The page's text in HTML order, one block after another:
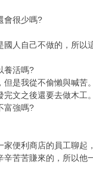
會很少嗎?
人自己不做的，所
養活嗎?
是我從不偷懶與喊苦。
文之後還要去做木工。
富強嗎?
便利商店的員工聊起
苦苦賺來的，所以